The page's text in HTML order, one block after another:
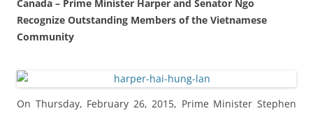
Canada – Prime Minister Harper and Senator Ngo
Recognize Outstanding Members of the Vietnamese
Community
On Thursday, February 26, 2015, Prime Minister Stephen